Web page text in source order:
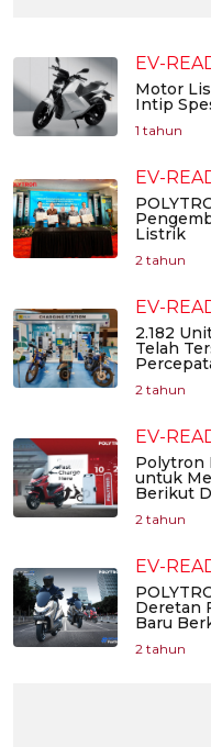
EV-
Motor
Intip
1 tahun
EV-
Listrik
2 tahun
EV-
2.182
Telah
2 tahun
EV-
Polytron
untuk
Berikut
2 tahun
EV-
Deretan
Baru
2 tahun